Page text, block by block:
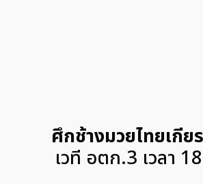
ศึกช้างมวยไทยเกีย
เวที อตก.3 เวลา